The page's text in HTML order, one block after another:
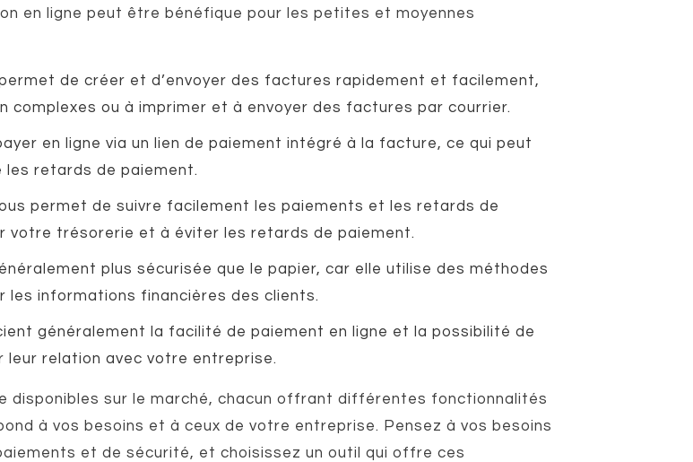
en ligne peut être bénéfique pour les petites et moyennes
de créer et d’envoyer des factures rapidement et facilement,
ou à imprimer et à envoyer des factures par courrier.
en ligne via un lien de paiement intégré à la facture, ce qui peut
retards de paiement.
permet de suivre facilement les paiements et les retards de
votre trésorerie et à éviter les retards de paiement.
plus sécurisée que le papier, car elle utilise des méthodes
les informations financières des clients.
généralement la facilité de paiement en ligne et la possibilité de
leur relation avec votre entreprise.
disponibles sur le marché, chacun offrant différentes fonctionnalités
à vos besoins et à ceux de votre entreprise. Pensez à vos besoins
et de sécurité, et choisissez un outil qui offre ces